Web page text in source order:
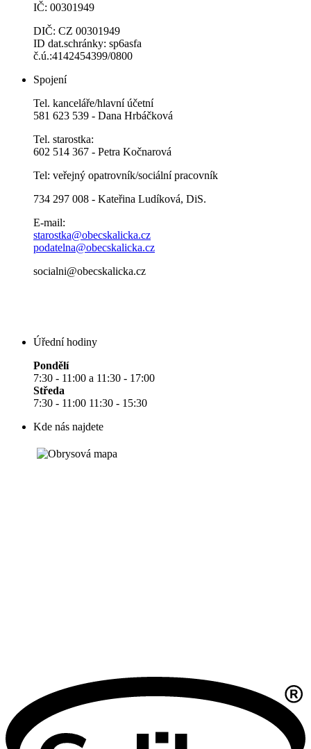
IČ: 00301949
DIČ: CZ 00301949
ID dat.schránky: sp6asfa
č.ú.:4142454399/0800
Spojení
Tel. kanceláře/hlavní účetní
581 623 539 - Dana Hrbáčková
Tel. starostka:
602 514 367 - Petra Kočnarová
Tel: veřejný opatrovník/sociální pracovník
734 297 008 - Kateřina Ludíková, DiS.
E-mail:
starostka@obecskalicka.cz
podatelna@obecskalicka.cz
socialni@obecskalicka.cz
Úřední hodiny
Pondělí
7:30 - 11:00 a 11:30 - 17:00
Středa
7:30 - 11:00 11:30 - 15:30
Kde nás najdete